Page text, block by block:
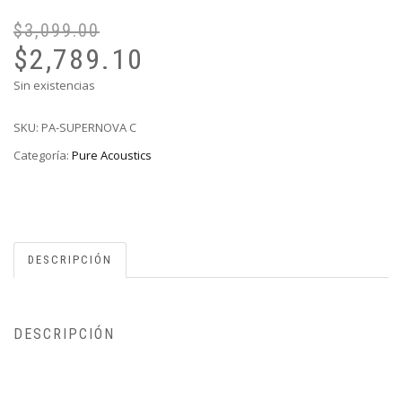
$3,099.00
$2,789.10
Sin existencias
SKU: PA-SUPERNOVA C
Categoría: Pure Acoustics
DESCRIPCIÓN
DESCRIPCIÓN